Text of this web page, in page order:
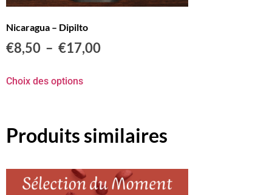
Nicaragua – Dipilto
€8,50 – €17,00
Choix des options
Produits similaires